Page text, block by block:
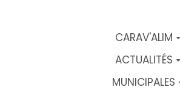
CARAV'ALIM
ACTUALITÉS
MUNICIPALES